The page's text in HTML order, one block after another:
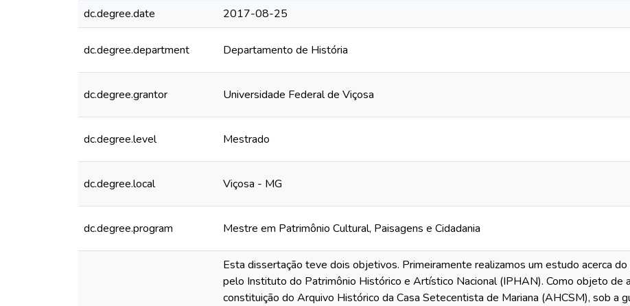
dc.degree.date
2017-08-25
dc.degree.department Departamento de História
dc.degree.grantor Universidade Federal de Viçosa
dc.degree.level Mestrado
dc.degree.local Viçosa - MG
dc.degree.program Mestre em Patrimônio Cultural, Paisagens e Cidadania
Esta dissertação teve dois objetivos. Primeiramente realizamos um estudo acerca
pelo Instituto do Patrimônio Histórico e Artístico Nacional (IPHAN). Como objeto de
constituição do Arquivo Histórico da Casa Setecentista de Mariana (AHCSM), sob a